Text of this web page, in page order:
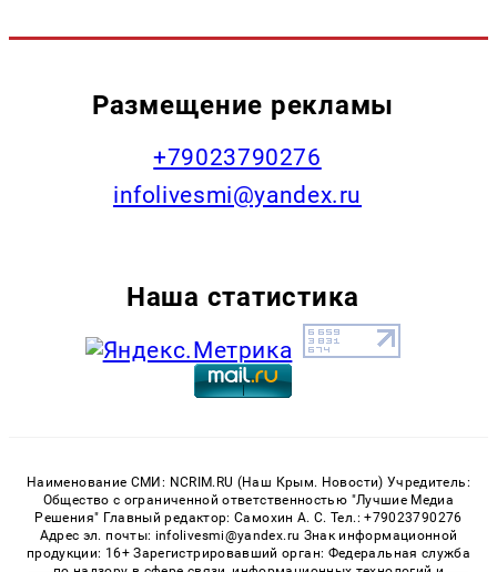
Размещение рекламы
+79023790276
infolivesmi@yandex.ru
Наша статистика
Наименование СМИ: NCRIM.RU (Наш Крым. Новости) Учредитель:
Общество с ограниченной ответственностью "Лучшие Медиа
Решения" Главный редактор: Самохин А. С. Тел.: +79023790276
Адрес эл. почты: infolivesmi@yandex.ru Знак информационной
продукции: 16+ Зарегистрировавший орган: Федеральная служба